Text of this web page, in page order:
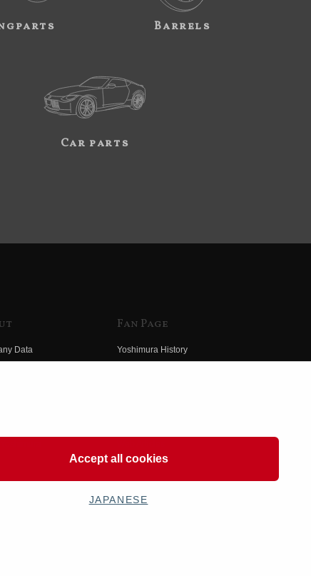
Barrels
Car parts
Data
Fan Page
Yoshimura History
Accept all cookies
JAPANESE